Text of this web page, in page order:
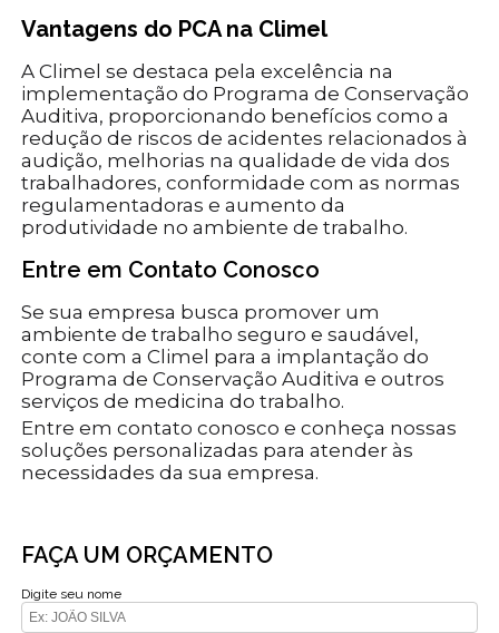
Vantagens do PCA na Climel
A Climel se destaca pela excelência na
implementação do Programa de Conservação
Auditiva, proporcionando benefícios como a
redução de riscos de acidentes relacionados à
audição, melhorias na qualidade de vida dos
trabalhadores, conformidade com as normas
regulamentadoras e aumento da
produtividade no ambiente de trabalho.
Entre em Contato Conosco
Se sua empresa busca promover um
ambiente de trabalho seguro e saudável,
conte com a Climel para a implantação do
Programa de Conservação Auditiva e outros
serviços de medicina do trabalho.
Entre em contato conosco e conheça nossas
soluções personalizadas para atender às
necessidades da sua empresa.
FAÇA UM ORÇAMENTO
Digite seu nome